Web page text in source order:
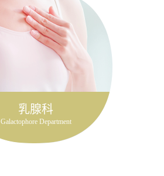
乳腺科
Galactophore Department